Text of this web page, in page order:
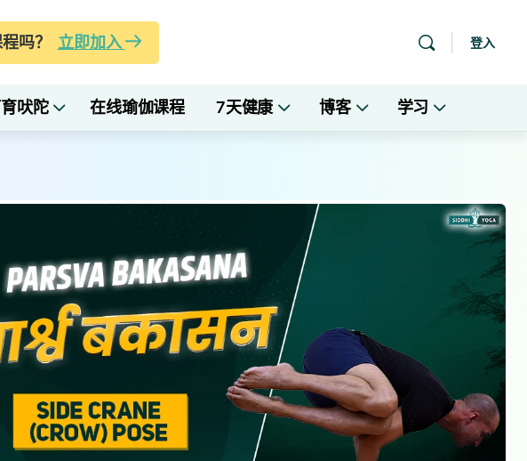
吗？ 立即加入 登入
吠陀 在线瑜伽课程 7天健康 博客 学习